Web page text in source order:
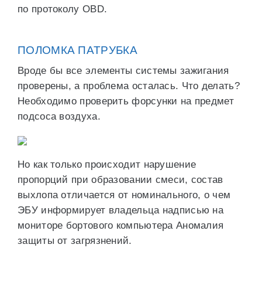
по протоколу OBD.
ПОЛОМКА ПАТРУБКА
Вроде бы все элементы системы зажигания
проверены, а проблема осталась. Что делать?
Необходимо проверить форсунки на предмет
подсоса воздуха.
Но как только происходит нарушение
пропорций при образовании смеси, состав
выхлопа отличается от номинального, о чем
ЭБУ информирует владельца надписью на
мониторе бортового компьютера Аномалия
защиты от загрязнений.